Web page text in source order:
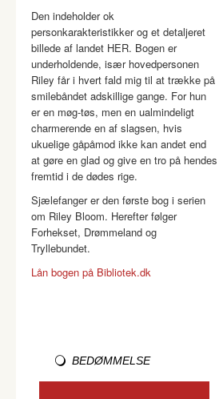
Den indeholder ok
personkarakteristikker og et detaljeret
billede af landet HER. Bogen er
underholdende, især hovedpersonen
Riley får i hvert fald mig til at trække på
smilebåndet adskillige gange. For hun
er en møg-tøs, men en ualmindeligt
charmerende en af slagsen, hvis
ukuelige gåpåmod ikke kan andet end
at gøre en glad og give en tro på hendes
fremtid i de dødes rige.
Sjælefanger er den første bog i serien
om Riley Bloom. Herefter følger
Forhekset, Drømmeland og
Tryllebundet.
Lån bogen på Bibliotek.dk
BEDØMMELSE